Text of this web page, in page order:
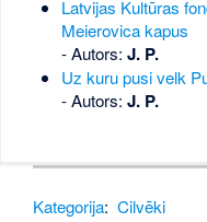
Latvijas Kultūras
Meierovica kapus
- Autors: J. P.
Uz kuru pusi velk
- Autors: J. P.
Kategorija: Cilvēki